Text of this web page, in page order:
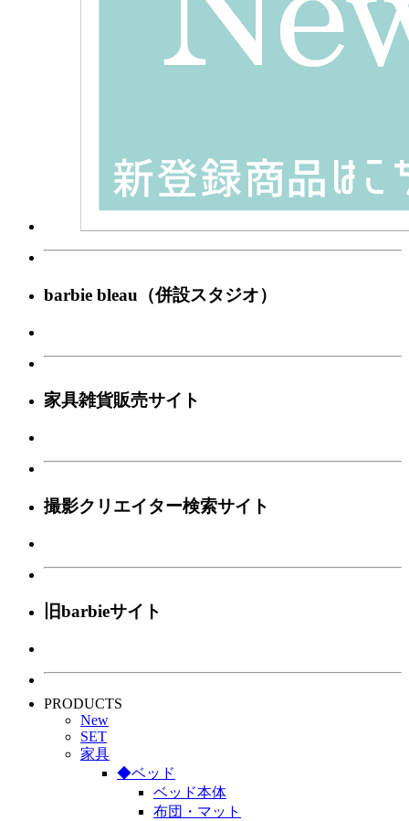
barbie bleau（併設スタジオ）
家具雑貨販売サイト
撮影クリエイター検索サイト
旧barbieサイト
PRODUCTS
New
SET
家具
◆ベッド
ベッド本体
布団・マット